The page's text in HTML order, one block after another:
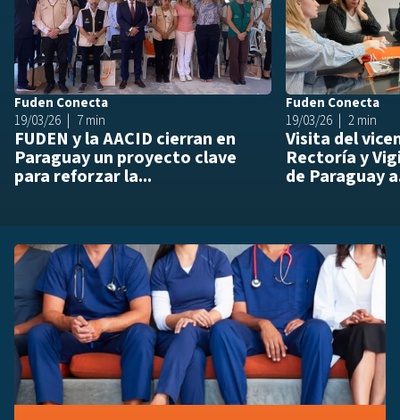
Fuden Conecta
19/03/26
7 min
FUDEN y la AACID cierran en
Paraguay un proyecto clave
para reforzar la...
Fuden Conecta
19/03/26
2 min
Visita del
Rectoría y
de Paraguay